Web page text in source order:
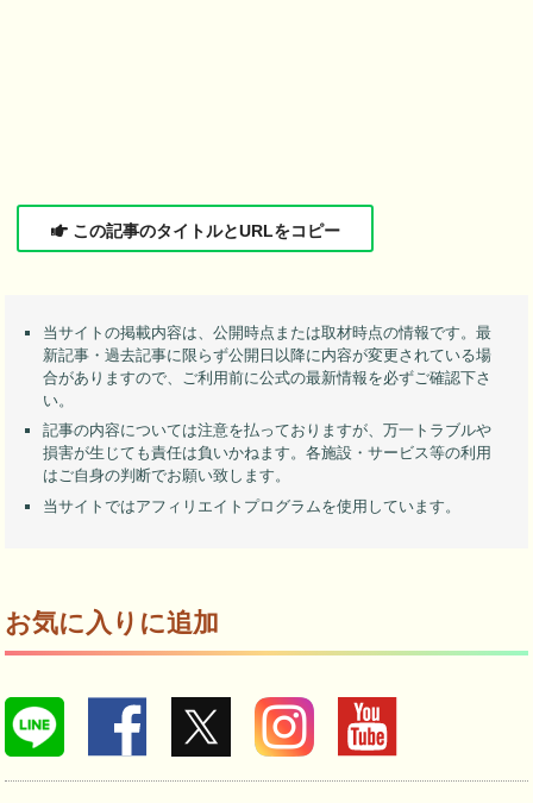
この記事のタイトルとURLをコピー
当サイトの掲載内容は、公開時点または取材時点の情報です。最
新記事・過去記事に限らず公開日以降に内容が変更されている場
合がありますので、ご利用前に公式の最新情報を必ずご確認下さ
い。
記事の内容については注意を払っておりますが、万一トラブルや
損害が生じても責任は負いかねます。各施設・サービス等の利用
はご自身の判断でお願い致します。
当サイトではアフィリエイトプログラムを使用しています。
お気に入りに追加